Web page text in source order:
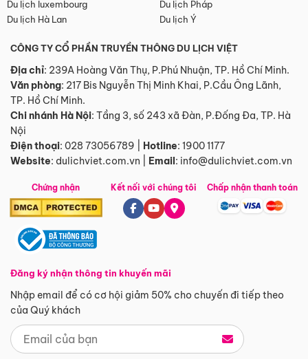
Du lịch luxembourg
Du lịch Pháp
Du lịch Hà Lan
Du lịch Ý
CÔNG TY CỔ PHẦN TRUYỀN THÔNG DU LỊCH VIỆT
Địa chỉ: 239A Hoàng Văn Thụ, P.Phú Nhuận, TP. Hồ Chí Minh.
Văn phòng: 217 Bis Nguyễn Thị Minh Khai, P.Cầu Ông Lãnh,
TP. Hồ Chí Minh.
Chi nhánh Hà Nội: Tầng 3, số 243 xã Đàn, P.Đống Đa, TP. Hà
Nội
Điện thoại: 028 73056789 Hotline: 1900 1177
Website: dulichviet.com.vn Email: info@dulichviet.com.vn
Chứng nhận
Đăng ký nhận thông tin khuyến mãi
Nhập email để có cơ hội giảm 50% cho chuyến đi tiếp theo
của Quý khách
Kết nối với chúng tôi Chấp nhận thanh toán